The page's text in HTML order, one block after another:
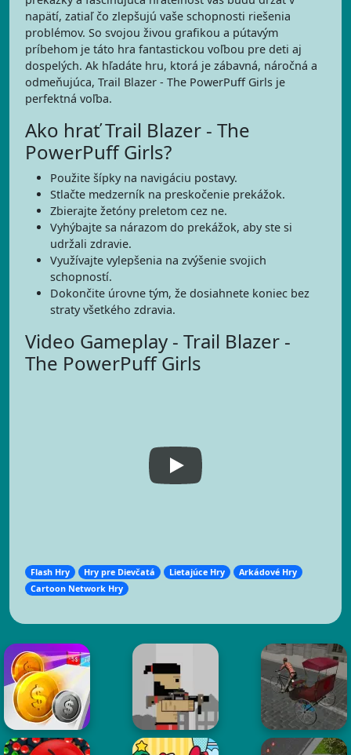
napätí, zatiaľ čo zlepšujú vaše schopnosti riešenia
problémov. So svojou živou grafikou a pútavým
príbehom je táto hra fantastickou voľbou pre deti aj
dospelých. Ak hľadáte hru, ktorá je zábavná, náročná a
odmeňujúca, Trail Blazer - The PowerPuff Girls je
perfektná voľba.
Ako hrať Trail Blazer - The
PowerPuff Girls?
Použite šípky na navigáciu postavy.
Stlačte medzerník na preskočenie prekážok.
Zbierajte žetóny preletom cez ne.
Vyhýbajte sa nárazom do prekážok, aby ste si
udržali zdravie.
Využívajte vylepšenia na zvýšenie svojich
schopností.
Dokončite úrovne tým, že dosiahnete koniec bez
straty všetkého zdravia.
Video Gameplay - Trail Blazer -
The PowerPuff Girls
Flash Hry Hry pre Dievčatá Lietajúce Hry
Arkádové Hry
Cartoon Network Hry